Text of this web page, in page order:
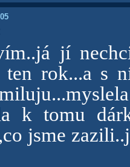
jí
ten rok...a s
k tomu
jsme